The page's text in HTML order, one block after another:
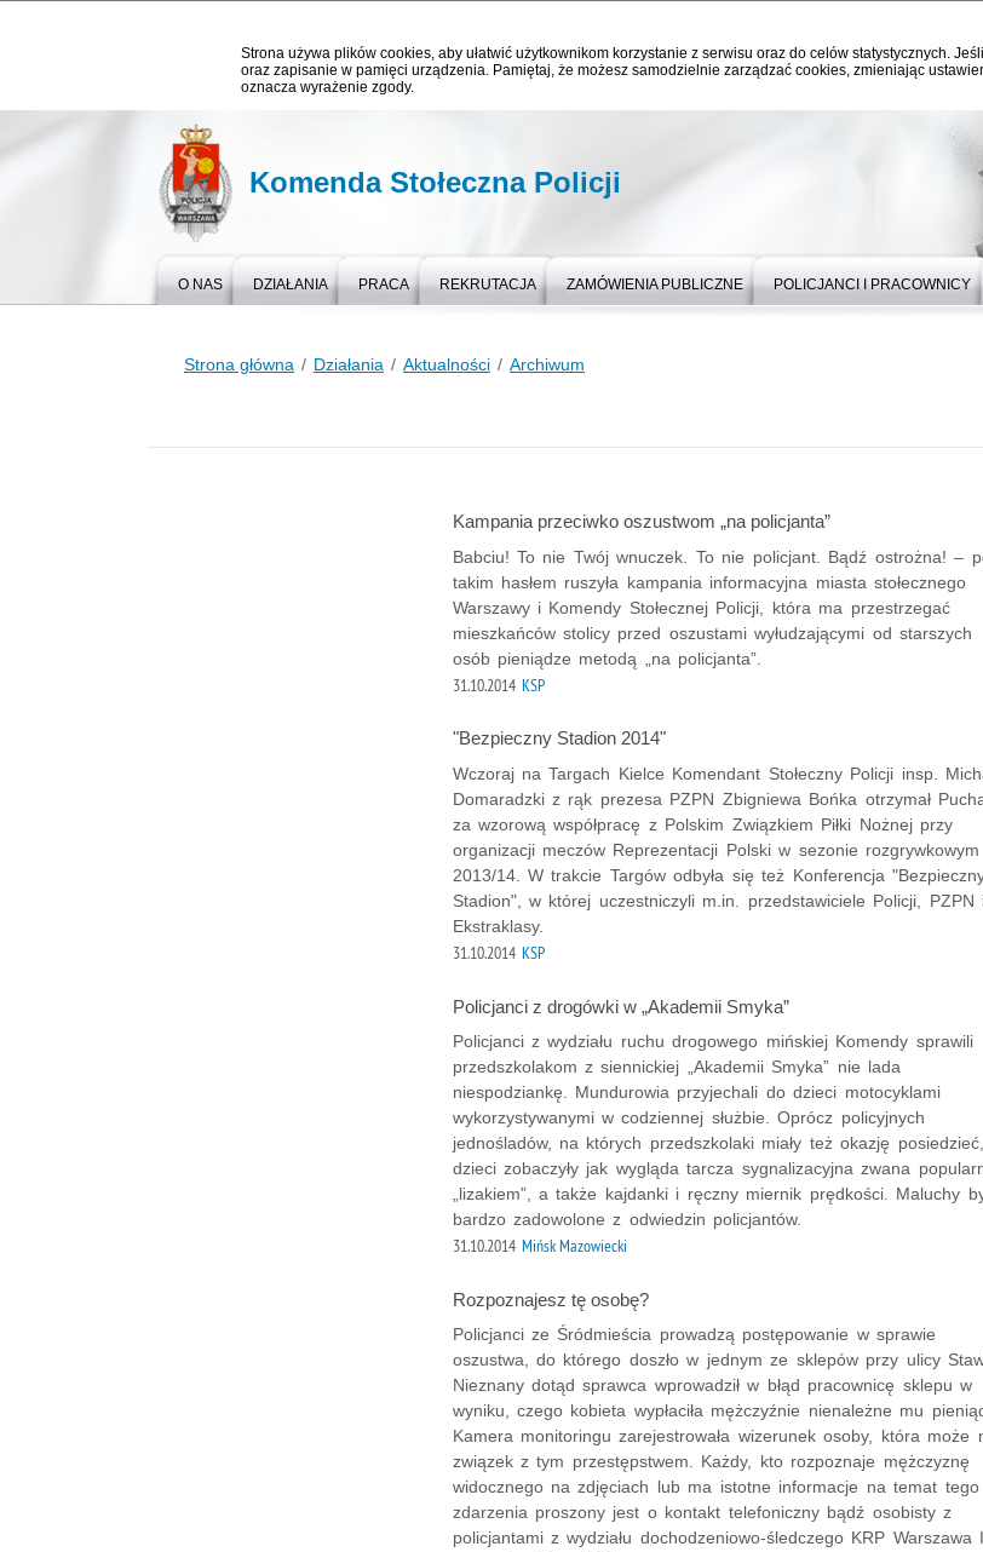
Strona używa plików cookies, aby ułatwić użytkownikom korzystanie z serwisu oraz do celów statystycznych.
oraz zapisanie w pamięci urządzenia. Pamiętaj, że możesz samodzielnie zarządzać cookies, zmieniając
oznacza wyrażenie zgody.
Komenda Stołeczna Policji
O NAS DZIAŁANIA PRACA REKRUTACJA ZAMÓWIENIA PUBLICZNE POLICJANCI I PRACOWNICY
Strona główna Działania Aktualności Archiwum
Kampania przeciwko oszustwom „na policjanta”
Babciu! To nie Twój wnuczek. To nie policjant. Bądź ostrożna! –
takim hasłem ruszyła kampania informacyjna miasta stołecznego
Warszawy i Komendy Stołecznej Policji, która ma przestrzegać
mieszkańców stolicy przed oszustami wyłudzającymi od starszych
osób pieniądze metodą „na policjanta”.
31.10.2014 KSP
"Bezpieczny Stadion 2014"
Wczoraj na Targach Kielce Komendant Stołeczny Policji insp.
Domaradzki z rąk prezesa PZPN Zbigniewa Bońka otrzymał
za wzorową współpracę z Polskim Związkiem Piłki Nożnej przy
organizacji meczów Reprezentacji Polski w sezonie rozgrywkowym
2013/14. W trakcie Targów odbyła się też Konferencja
Stadion", w której uczestniczyli m.in. przedstawiciele Policji, PZPN
Ekstraklasy.
31.10.2014 KSP
Policjanci z drogówki w „Akademii Smyka”
Policjanci z wydziału ruchu drogowego mińskiej Komendy sprawili
przedszkolakom z siennickiej „Akademii Smyka” nie lada
niespodziankę. Mundurowia przyjechali do dzieci motocyklami
wykorzystywanymi w codziennej służbie. Oprócz policyjnych
jednośladów, na których przedszkolaki miały też okazję posiedzieć,
dzieci zobaczyły jak wygląda tarcza sygnalizacyjna zwana
„lizakiem”, a także kajdanki i ręczny miernik prędkości. Maluchy
bardzo zadowolone z odwiedzin policjantów.
31.10.2014 Mińsk Mazowiecki
Rozpoznajesz tę osobę?
Policjanci ze Śródmieścia prowadzą postępowanie w sprawie
oszustwa, do którego doszło w jednym ze sklepów przy ulicy
Nieznany dotąd sprawca wprowadził w błąd pracownicę sklepu w
wyniku, czego kobieta wypłaciła mężczyźnie nienależne mu
Kamera monitoringu zarejestrowała wizerunek osoby, która może
związek z tym przestępstwem. Każdy, kto rozpoznaje mężczyznę
widocznego na zdjęciach lub ma istotne informacje na temat tego
zdarzenia proszony jest o kontakt telefoniczny bądź osobisty z
policjantami z wydziału dochodzeniowo-śledczego KRP Warszawa I